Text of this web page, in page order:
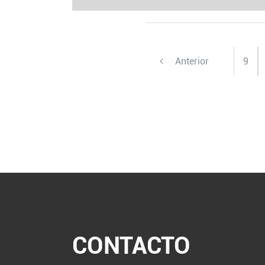
Anterior 9
CONTACTO